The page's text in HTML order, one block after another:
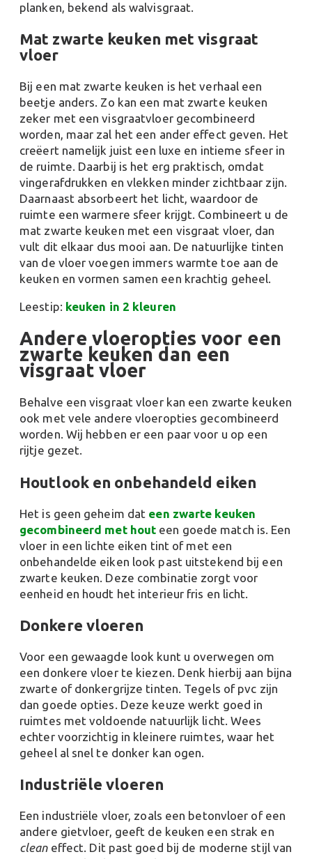
planken, bekend als walvisgraat​​​​​​.
Mat zwarte keuken met visgraat
vloer
Bij een mat zwarte keuken is het verhaal een
beetje anders. Zo kan een mat zwarte keuken
zeker met een visgraatvloer gecombineerd
worden, maar zal het een ander effect geven. Het
creëert namelijk juist een luxe en intieme sfeer in
de ruimte. Daarbij is het erg praktisch, omdat
vingerafdrukken en vlekken minder zichtbaar zijn.
Daarnaast absorbeert het licht, waardoor de
ruimte een warmere sfeer krijgt. Combineert u de
mat zwarte keuken met een visgraat vloer, dan
vult dit elkaar dus mooi aan. De natuurlijke tinten
van de vloer voegen immers warmte toe aan de
keuken en vormen samen een krachtig geheel​​.
Leestip: keuken in 2 kleuren
Andere vloeropties voor een
zwarte keuken dan een
visgraat vloer
Behalve een visgraat vloer kan een zwarte keuken
ook met vele andere vloeropties gecombineerd
worden. Wij hebben er een paar voor u op een
rijtje gezet.
Houtlook en onbehandeld eiken
Het is geen geheim dat een zwarte keuken
gecombineerd met hout een goede match is. Een
vloer in een lichte eiken tint of met een
onbehandelde eiken look past uitstekend bij een
zwarte keuken. Deze combinatie zorgt voor
eenheid en houdt het interieur fris en licht​​.
Donkere vloeren
Voor een gewaagde look kunt u overwegen om
een donkere vloer te kiezen. Denk hierbij aan bijna
zwarte of donkergrijze tinten. Tegels of pvc zijn
dan goede opties. Deze keuze werkt goed in
ruimtes met voldoende natuurlijk licht. Wees
echter voorzichtig in kleinere ruimtes, waar het
geheel al snel te donker kan ogen​​.
Industriële vloeren
Een industriële vloer, zoals een betonvloer of een
andere gietvloer, geeft de keuken een strak en
cleaneffect. Dit past goed bij de moderne stijl van